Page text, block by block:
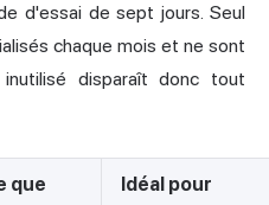
d'essai de sept jours. Seul
chaque mois et ne sont
disparaît donc tout
que
Idéal pour